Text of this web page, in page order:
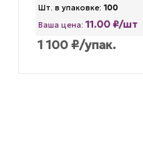
Шт. в упаковке: 100
Ваша цена: 11.00 ₽/шт
1 100 ₽/упак.